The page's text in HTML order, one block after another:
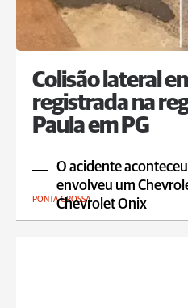
Colisão lateral
registrada na
Paula em PG
O acidente
envolveu um
Chevrolet Onix
PONTA GROSSA